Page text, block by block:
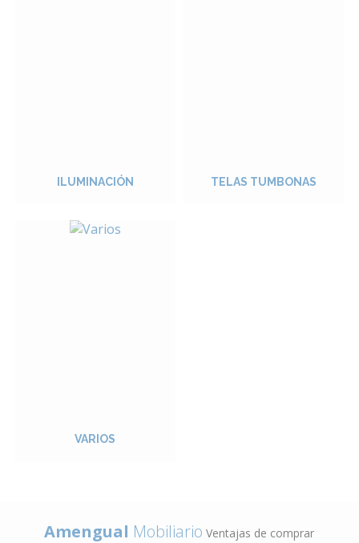
ILUMINACIÓN TELAS TUMBONAS
VARIOS
Amengual Mobiliario Ventajas de comprar